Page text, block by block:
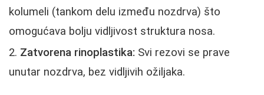
kolumeli (tankom delu između nozdrva) što
omogućava bolju vidljivost struktura nosa.
Zatvorena rinoplastika: Svi rezovi se prave
unutar nozdrva, bez vidljivih ožiljaka.